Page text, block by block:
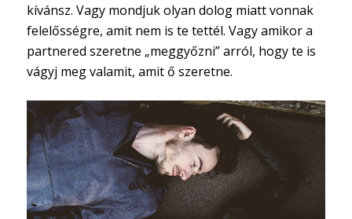
kívánsz. Vagy mondjuk olyan dolog miatt vonnak
felelősségre, amit nem is te tettél. Vagy amikor a
partnered szeretne „meggyőzni” arról, hogy te is
vágyj meg valamit, amit ő szeretne.